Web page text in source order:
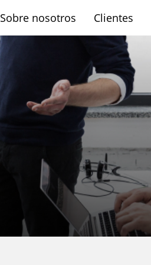
Sobre nosotros Clientes